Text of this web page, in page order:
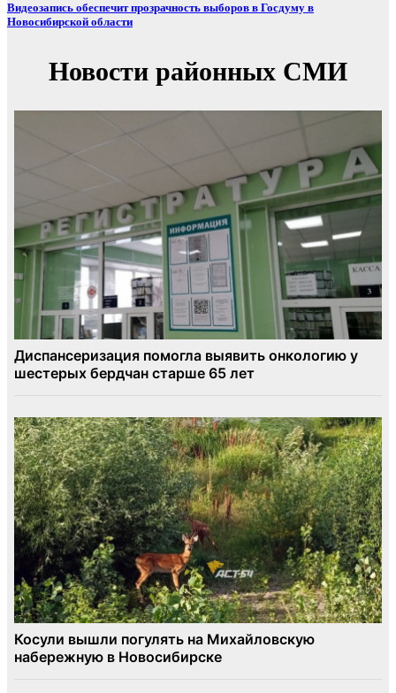
Видеозапись обеспечит прозрачность выборов в Госдуму в
Новосибирской области